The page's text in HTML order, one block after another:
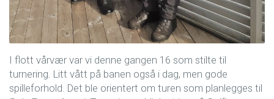
I flott vårvær var vi denne gangen 16 som stilte til
turnering. Litt vått på banen også i dag, men gode
spilleforhold. Det ble orientert om turen som planlegges til